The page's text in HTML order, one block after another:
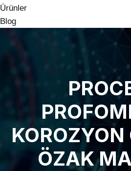
Ürünler
Blog
KOROZYON
ÖZAK